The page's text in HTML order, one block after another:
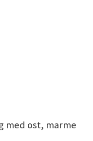
med ost, marme